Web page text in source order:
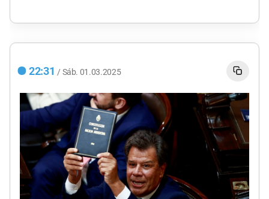
22:31 / Sáb. 01.03.2025